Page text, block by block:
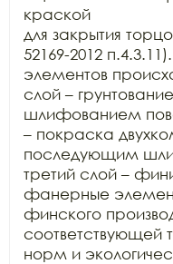
краской
для закрытия
52169-2012
элементов
слой –
шлифованием
– покраска
последующим
третий слой –
фанерные
финского
соответствующей
норм и